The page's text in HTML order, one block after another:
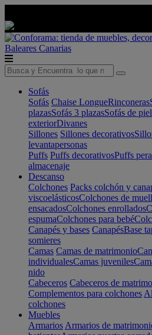
Baleares Canarias
Sofás
Sofás Chaise LongueRinconeras
plazasSofás 3 plazasSofás de piel
exteriorDivanes
Sillones Sillones decorativos
levantapersonas
Puffs Puffs decorativosPuffs pera
almacenaje
Descanso
Colchones Packs colchón y
viscoelásticosColchones de
ensacadosColchones enrollados
espumaColchones para bebé
Canapés y bases CanapésBase
somieres
Camas Camas de matrimonio
individualesCamas juveniles
nido
Cabeceros Cabeceros de
Complementos para colchones
colchones
Muebles
Armarios Armarios de